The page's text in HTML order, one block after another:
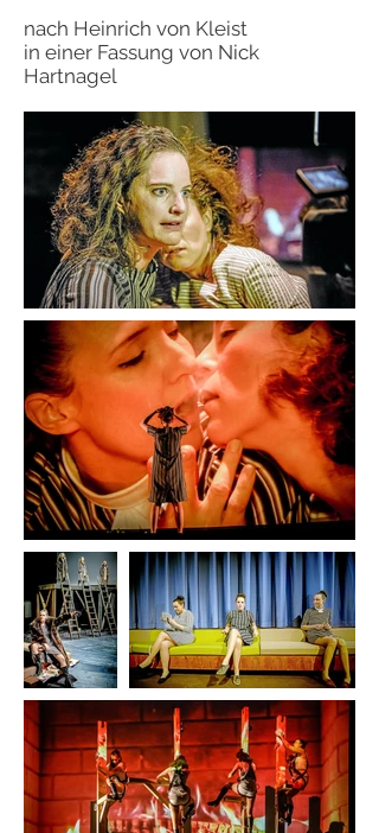
nach Heinrich von Kleist
in einer Fassung von Nick
Hartnagel